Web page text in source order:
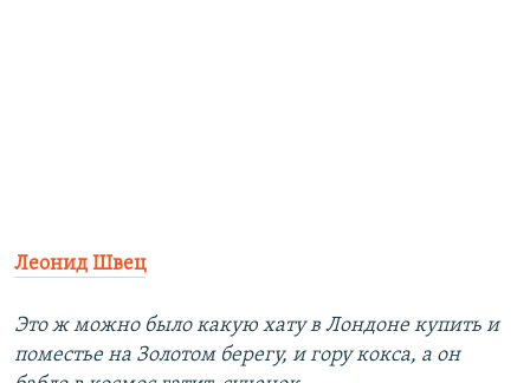
Леонид Швец
Это ж можно было какую хату в Лондоне купить и
поместье на Золотом берегу, и гору кокса, а он